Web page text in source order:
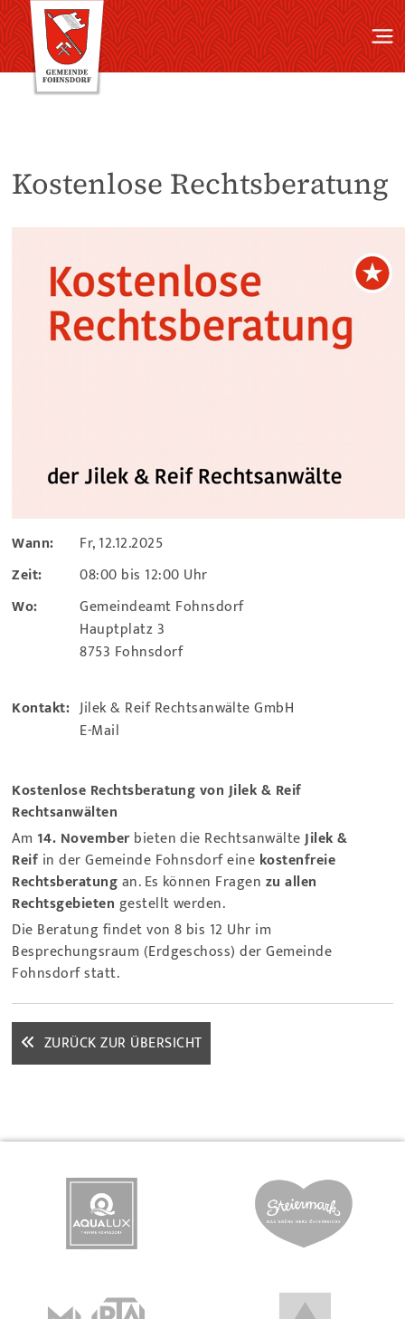
Kostenlose Rechtsberatung
Wann:
Fr, 12.12.2025
Zeit:
08:00 bis 12:00 Uhr
Wo:
Gemeindeamt Fohnsdorf
Hauptplatz 3
8753 Fohnsdorf
Kontakt: Jilek & Reif Rechtsanwälte GmbH
E-Mail
Kostenlose Rechtsberatung von Jilek & Reif
Rechtsanwälten
Am 14. Novemberbieten die RechtsanwälteJilek &
Reif in der Gemeinde Fohnsdorf eine kostenfreie
Rechtsberatungan. Es können Fragen zu allen
Rechtsgebieten gestellt werden.
Die Beratung findet von 8 bis 12 Uhr im
Besprechungsraum (Erdgeschoss) der Gemeinde
Fohnsdorf statt.
ZURÜCK ZUR ÜBERSICHT